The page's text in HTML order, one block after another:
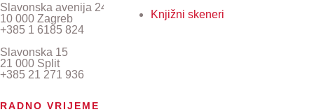
Knjižni skeneri
Slavonska avenija 24/6
10 000 Zagreb
+385 1 6185 824
Slavonska 15
21 000 Split
+385 21 271 936
RADNO VRIJEME